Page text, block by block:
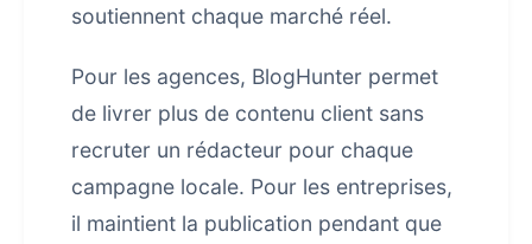
soutiennent chaque marché réel.
Pour les agences, BlogHunter permet
de livrer plus de contenu client sans
recruter un rédacteur pour chaque
campagne locale. Pour les entreprises,
il maintient la publication pendant que